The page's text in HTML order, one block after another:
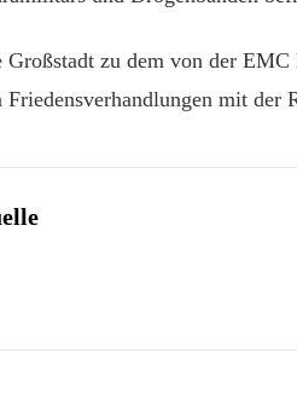
Großstadt zu dem von der
mit der